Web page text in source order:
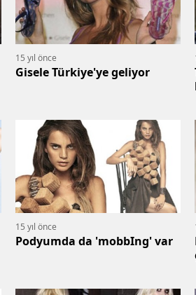
15 yıl önce
Gisele Türkiye'ye geliyor
15 yıl önce
Podyumda da 'mobbIng' var